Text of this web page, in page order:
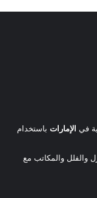
في الإمارات باستخدام
والفلل والمكاتب مع